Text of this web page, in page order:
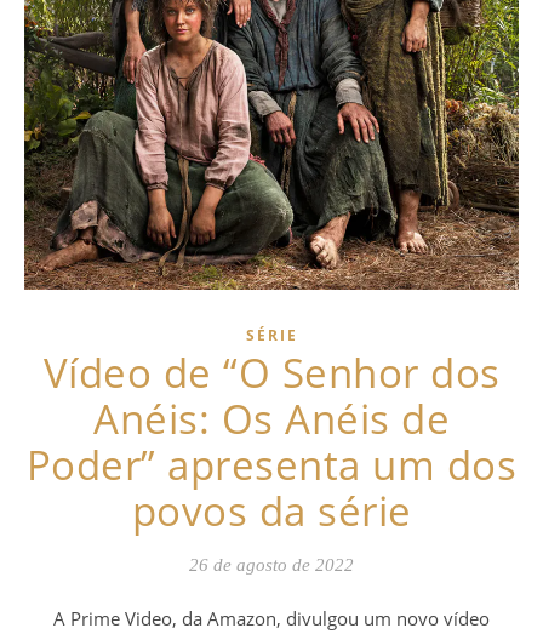
SÉRIE
Vídeo de “O Senhor dos
Anéis: Os Anéis de
Poder” apresenta um dos
povos da série
26 de agosto de 2022
A Prime Video, da Amazon, divulgou um novo vídeo